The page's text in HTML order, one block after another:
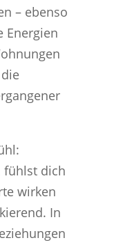
– ebenso
Energien
fühlst dich
wirken
In